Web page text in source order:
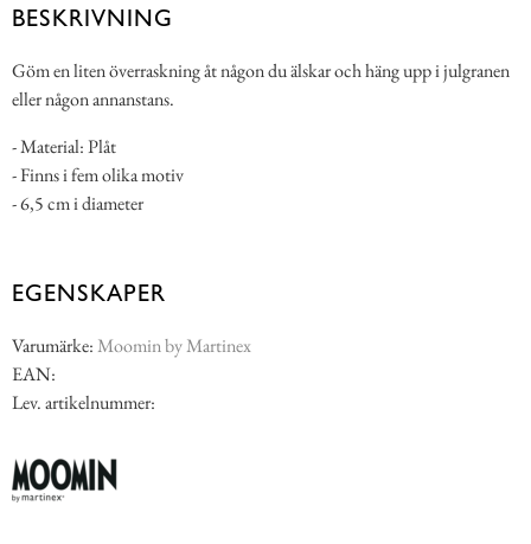
BESKRIVNING
Göm en liten överraskning åt någon du älskar och häng upp i julgranen
eller någon annanstans.
- Material: Plåt
- Finns i fem olika motiv
- 6,5 cm i diameter
EGENSKAPER
Varumärke:Moomin by Martinex
EAN:
Lev. artikelnummer: